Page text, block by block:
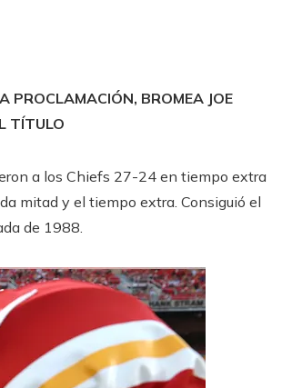
PROCLAMACIÓN, BROMEA JOE
TÍTULO
a los Chiefs 27-24 en tiempo extra
mitad y el tiempo extra. Consiguió el
de 1988.